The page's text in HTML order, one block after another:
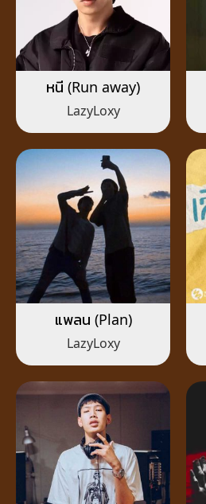
หนี (Run away)
LazyLoxy
แพลน (Plan)
LazyLoxy